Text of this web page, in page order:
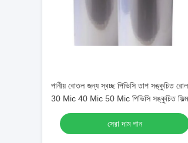
পানীয় বোতল জন্য স্বচ্ছ পিভিসি তাপ সঙ্কুচিত রোল
30 Mic 40 Mic 50 Mic পিভিসি সঙ্কুচিত ফিল্ম
সেরা দাম পান